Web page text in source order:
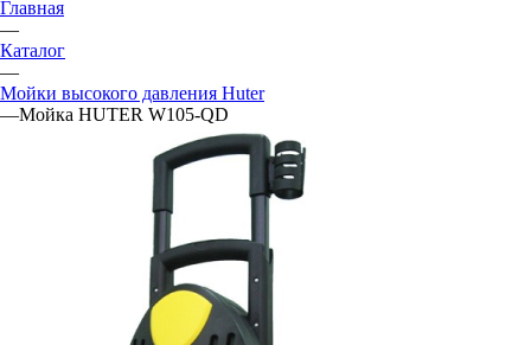
Главная
—
Каталог
—
Мойки высокого давления Huter
—Мойка HUTER W105-QD